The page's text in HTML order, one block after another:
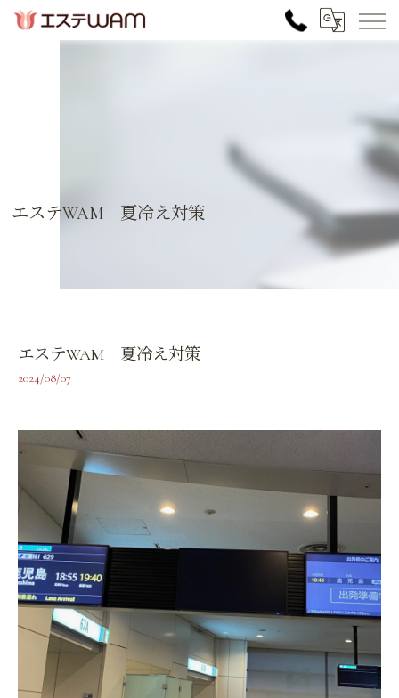
エステWAM 夏冷え対策
エステWAM 夏冷え対策
2024/08/07